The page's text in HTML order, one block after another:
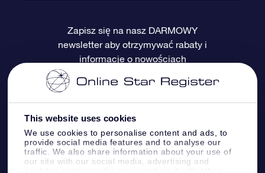
This website uses cookies
We use cookies to personalise content and ads, to
provide social media features and to analyse our
traffic. We also share information about your use of
our site with our social media, advertising and
Recenzje
Karta podarunkowa OSR
Prezenty firmowe
Sprsonalizowana Strona Gwiazdy
One Million Stars
Gwieździsty Wygaszacz Ekranu OSR
Aplikacja VR „Fly me to the stars”
Metody płatności
Dostawa
Polityka zwrotów
Gwiazdozbiorach
Zapisz się na nasz DARMOWY
newsletter aby otrzymywać rabaty i
informacje o nowościach